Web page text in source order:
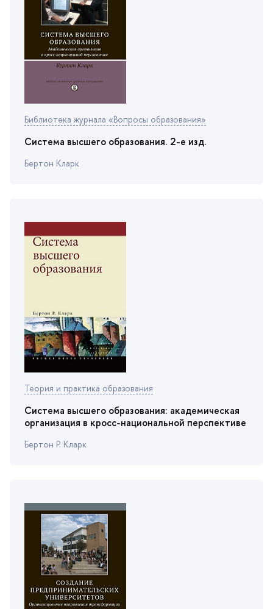
Библиотека журнала «Вопросы образования»
Система высшего образования. 2-е изд.
Бертон Кларк
Теория и практика образования
Система высшего образования: академическая
организация в кросс-национальной перспективе
Бертон Р. Кларк